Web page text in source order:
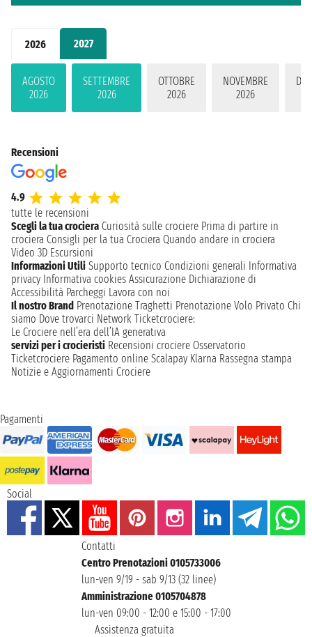
2026 2027
AGOSTO
2026
SETTEMBRE
2026
OTTOBRE
2026
NOVEMBRE
2026
Recensioni
4.9
tutte le recensioni
Scegli la tua crociera Curiosità sulle crociere Prima di partire in
crociera Consigli per la tua Crociera Quando andare in crociera
Video 3D Escursioni
Informazioni Utili Supporto tecnico Condizioni generali Informativa
privacy Informativa cookies Assicurazione Dichiarazione di
Accessibilità Parcheggi Lavora con noi
Il nostro Brand Prenotazione Traghetti Prenotazione Volo Privato Chi
siamo Dove trovarci Network Ticketcrociere:
Le Crociere nell’era dell’IA generativa
servizi per i crocieristi Recensioni crociere Osservatorio
Ticketcrociere Pagamento online Scalapay Klarna Rassegna stampa
Notizie e Aggiornamenti Crociere
Pagamenti
Social
Contatti
Centro Prenotazioni 0105733006
lun-ven 9/19 - sab 9/13 (32 linee)
Amministrazione 0105704878
lun-ven 09:00 - 12:00 e 15:00 - 17:00
Assistenza gratuita